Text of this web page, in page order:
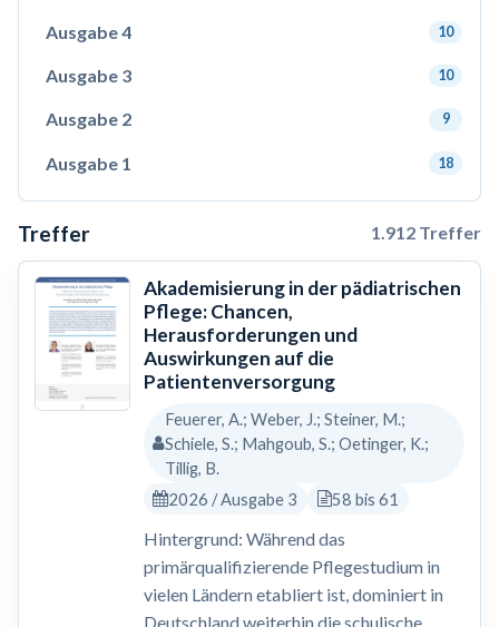
Ausgabe 4 10
Ausgabe 3 10
Ausgabe 2 9
Ausgabe 1 18
Treffer 1.912 Treffer
Akademisierung in der pädiatrischen
Pflege: Chancen,
Herausforderungen und
Auswirkungen auf die
Patientenversorgung
Feuerer, A.; Weber, J.; Steiner, M.;
Schiele, S.; Mahgoub, S.; Oetinger, K.;
Tillig, B.
2026 / Ausgabe 3
58 bis 61
Hintergrund: Während das
primärqualifizierende Pflegestudium in
vielen Ländern etabliert ist, dominiert in
Deutschland weiterhin die schulische